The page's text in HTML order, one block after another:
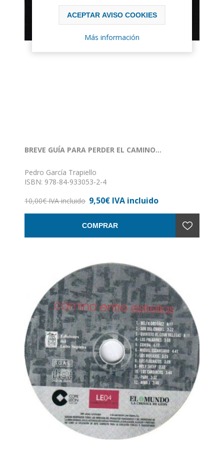
BREVE GUÍA PARA PERDER EL CAMINO...
Pedro García Trapiello
ISBN: 978-84-933053-2-4
Encuadernación: Rústica
10,00€ IVA incluido 9,50€ IVA incluido
COMPRAR
ACEPTAR AVISO COOKIES
Más información